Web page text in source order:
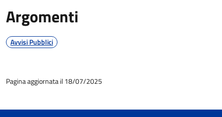
Argomenti
Avvisi Pubblici
Pagina aggiornata il 18/07/2025